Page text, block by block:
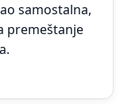
samostalna,
premeštanje